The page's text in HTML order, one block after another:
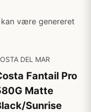
være genereret
DEL MAR
Fantail Pro
Matte
Sunrise